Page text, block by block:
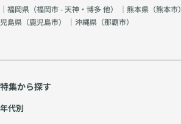
｜福岡県（福岡市 - 天神・博多 他） ｜熊本県（熊本市
児島県（鹿児島市） ｜沖縄県（那覇市）
特集から探す
年代別